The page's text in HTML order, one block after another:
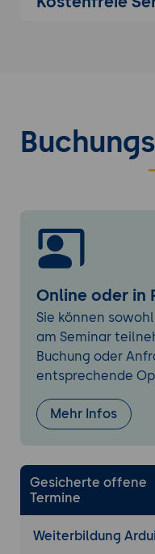
Integration
Diensten
Arduino und
Von
Überlegungen
Sicherheit
Risiken und
Markt- und
Online oder in
Sie können
am Seminar
Buchung oder
entsprechende
Mehr Infos
Gesicherte offene
Termine
Weiterbildung